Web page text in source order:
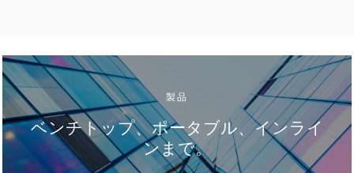
製品
ベンチトップ、ポータブル、インライ
ンまで。